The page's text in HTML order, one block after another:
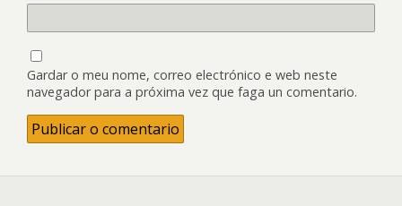
Gardar o meu nome, correo electrónico e web neste
navegador para a próxima vez que faga un comentario.